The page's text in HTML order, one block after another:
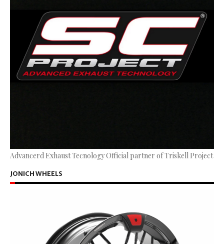
Advancerd Exhaust Tecnology Official partner of Triskell Project
JONICH WHEELS